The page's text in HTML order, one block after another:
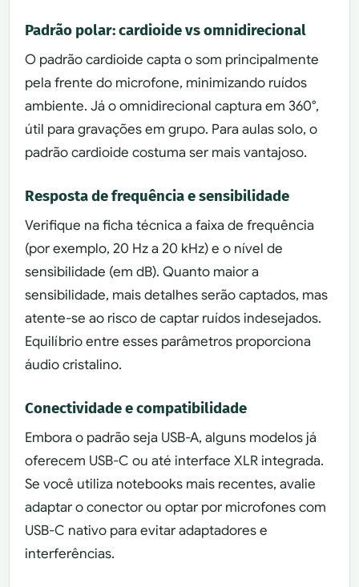
Padrão polar: cardioide vs omnidirecional
O padrão cardioide capta o som principalmente
pela frente do microfone, minimizando ruídos
ambiente. Já o omnidirecional captura em 360°,
útil para gravações em grupo. Para aulas solo, o
padrão cardioide costuma ser mais vantajoso.
Resposta de frequência e sensibilidade
Verifique na ficha técnica a faixa de frequência
(por exemplo, 20 Hz a 20 kHz) e o nível de
sensibilidade (em dB). Quanto maior a
sensibilidade, mais detalhes serão captados, mas
atente-se ao risco de captar ruídos indesejados.
Equilíbrio entre esses parâmetros proporciona
áudio cristalino.
Conectividade e compatibilidade
Embora o padrão seja USB-A, alguns modelos já
oferecem USB-C ou até interface XLR integrada.
Se você utiliza notebooks mais recentes, avalie
adaptar o conector ou optar por microfones com
USB-C nativo para evitar adaptadores e
interferências.